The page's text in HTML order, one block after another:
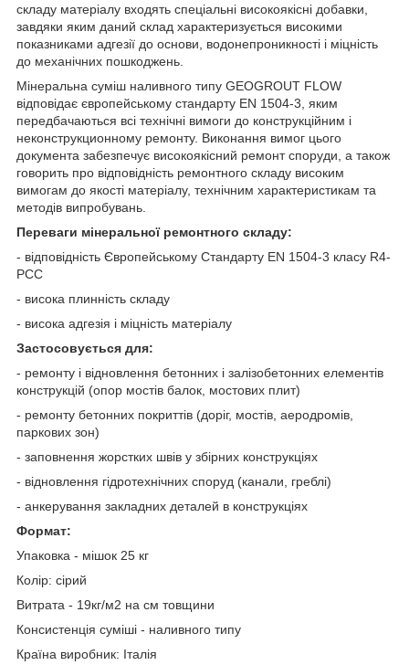
складу матеріалу входять спеціальні високоякісні добавки,
завдяки яким даний склад характеризується високими
показниками адгезії до основи, водонепроникності і міцність
до механічних пошкоджень.
Мінеральна суміш наливного типу GEOGROUT FLOW
відповідає європейському стандарту EN 1504-3, яким
передбачаються всі технічні вимоги до конструкційним і
неконструкционному ремонту. Виконання вимог цього
документа забезпечує високоякісний ремонт споруди, а також
говорить про відповідність ремонтного складу високим
вимогам до якості матеріалу, технічним характеристикам та
методів випробувань.
Переваги мінеральної ремонтного складу:
- відповідність Європейському Стандарту EN 1504-3 класу R4-
PCC
- висока плинність складу
- висока адгезія і міцність матеріалу
Застосовується для:
- ремонту і відновлення бетонних і залізобетонних елементів
конструкцій (опор мостів балок, мостових плит)
- ремонту бетонних покриттів (доріг, мостів, аеродромів,
паркових зон)
- заповнення жорстких швів у збірних конструкціях
- відновлення гідротехнічних споруд (канали, греблі)
- анкерування закладних деталей в конструкціях
Формат:
Упаковка - мішок 25 кг
Колір: сірий
Витрата - 19кг/м2 на см товщини
Консистенція суміші - наливного типу
Країна виробник: Італія